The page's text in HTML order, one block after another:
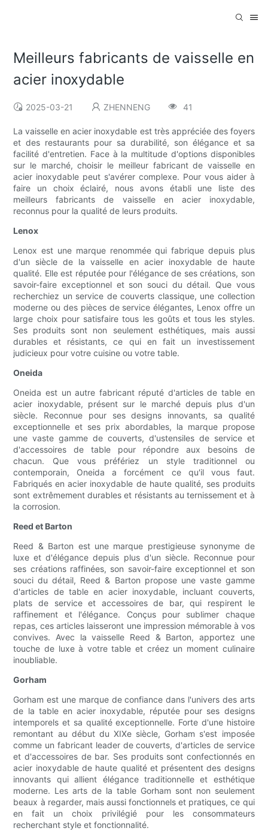
Meilleurs fabricants de vaisselle en
acier inoxydable
2025-03-21 ZHENNENG 41
La vaisselle en acier inoxydable est très appréciée des foyers
et des restaurants pour sa durabilité, son élégance et sa
facilité d'entretien. Face à la multitude d'options disponibles
sur le marché, choisir le meilleur fabricant de vaisselle en
acier inoxydable peut s'avérer complexe. Pour vous aider à
faire un choix éclairé, nous avons établi une liste des
meilleurs fabricants de vaisselle en acier inoxydable,
reconnus pour la qualité de leurs produits.
Lenox
Lenox est une marque renommée qui fabrique depuis plus
d'un siècle de la vaisselle en acier inoxydable de haute
qualité. Elle est réputée pour l'élégance de ses créations, son
savoir-faire exceptionnel et son souci du détail. Que vous
recherchiez un service de couverts classique, une collection
moderne ou des pièces de service élégantes, Lenox offre un
large choix pour satisfaire tous les goûts et tous les styles.
Ses produits sont non seulement esthétiques, mais aussi
durables et résistants, ce qui en fait un investissement
judicieux pour votre cuisine ou votre table.
Oneida
Oneida est un autre fabricant réputé d'articles de table en
acier inoxydable, présent sur le marché depuis plus d'un
siècle. Reconnue pour ses designs innovants, sa qualité
exceptionnelle et ses prix abordables, la marque propose
une vaste gamme de couverts, d'ustensiles de service et
d'accessoires de table pour répondre aux besoins de
chacun. Que vous préfériez un style traditionnel ou
contemporain, Oneida a forcément ce qu'il vous faut.
Fabriqués en acier inoxydable de haute qualité, ses produits
sont extrêmement durables et résistants au ternissement et à
la corrosion.
Reed et Barton
Reed & Barton est une marque prestigieuse synonyme de
luxe et d'élégance depuis plus d'un siècle. Reconnue pour
ses créations raffinées, son savoir-faire exceptionnel et son
souci du détail, Reed & Barton propose une vaste gamme
d'articles de table en acier inoxydable, incluant couverts,
plats de service et accessoires de bar, qui respirent le
raffinement et l'élégance. Conçus pour sublimer chaque
repas, ces articles laisseront une impression mémorable à vos
convives. Avec la vaisselle Reed & Barton, apportez une
touche de luxe à votre table et créez un moment culinaire
inoubliable.
Gorham
Gorham est une marque de confiance dans l'univers des arts
de la table en acier inoxydable, réputée pour ses designs
intemporels et sa qualité exceptionnelle. Forte d'une histoire
remontant au début du XIXe siècle, Gorham s'est imposée
comme un fabricant leader de couverts, d'articles de service
et d'accessoires de bar. Ses produits sont confectionnés en
acier inoxydable de haute qualité et présentent des designs
innovants qui allient élégance traditionnelle et esthétique
moderne. Les arts de la table Gorham sont non seulement
beaux à regarder, mais aussi fonctionnels et pratiques, ce qui
en fait un choix privilégié pour les consommateurs
recherchant style et fonctionnalité.